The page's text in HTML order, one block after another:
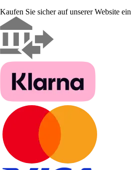
Kaufen Sie sicher auf unserer Website ein